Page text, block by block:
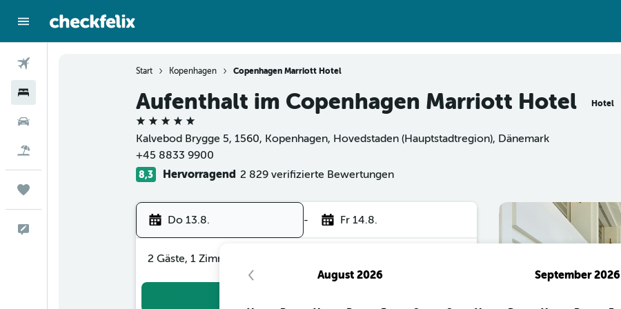
Start Kopenhagen Copenhagen Marriott Hotel
Aufenthalt im Copenhagen Marriott Hotel Hotel
5 Sterne
Kalvebod Brygge 5, 1560, Kopenhagen, Hovedstaden (Hauptstadtregion), Dänemark
+45 8833 9900
8,3 Hervorragend 2 829 verifizierte Bewertungen
Do 13.8. - Fr 14.8.
2 Gäste, 1 Zimmer
August 2026 September 2026